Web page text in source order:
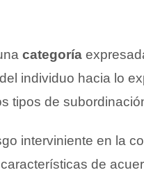
categoría
individuo hacia lo
tipos de
interviniente en la
de